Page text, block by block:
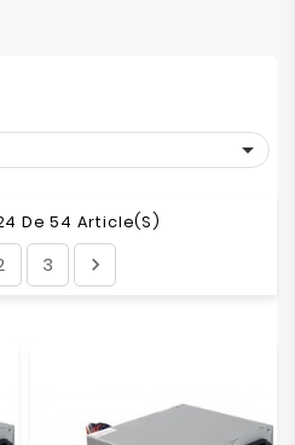

De 54 Article(s)
3 